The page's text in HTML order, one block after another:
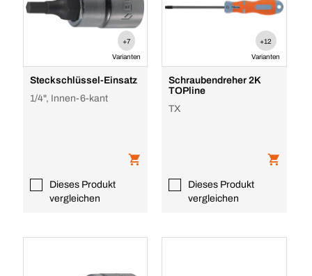
+7
Varianten
Steckschlüssel-Einsatz
1/4", Innen-6-kant
Dieses Produkt
vergleichen
+12
Varianten
Schraubendreher 2K
TOPline
TX
Dieses Produkt
vergleichen